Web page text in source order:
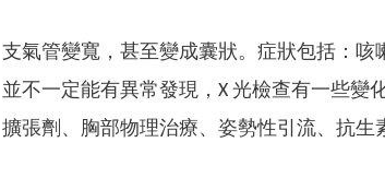
支氣管變寬，甚至變成囊狀。症狀包括：
並不一定能有異常發現，X 光檢查有一些變
擴張劑、胸部物理治療、姿勢性引流、抗生